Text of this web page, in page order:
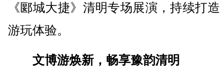
《郾城大捷》清明专场展演，持续打
游玩体验。
文博游焕新，畅享豫韵清明